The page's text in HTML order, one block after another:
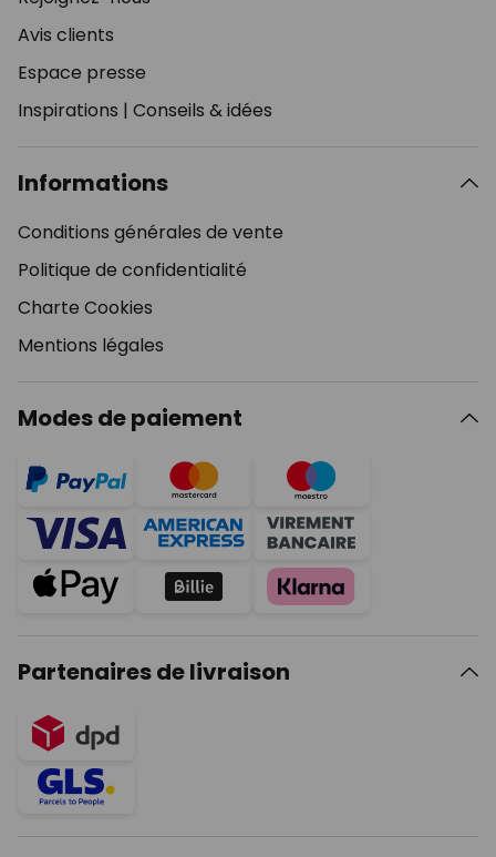
Avis clients
Espace presse
Inspirations | Conseils & idées
Informations
Conditions générales de vente
Politique de confidentialité
Charte Cookies
Mentions légales
Modes de paiement
Partenaires de livraison